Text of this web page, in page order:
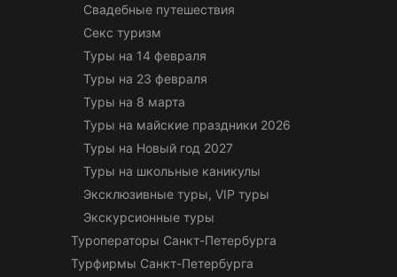
Свадебные путешествия
Секс туризм
Туры на 14 февраля
Туры на 23 февраля
Туры на 8 марта
Туры на майские праздники 2026
Туры на Новый год 2027
Туры на школьные каникулы
Эксклюзивные туры, VIP туры
Экскурсионные туры
Туроператоры Санкт-Петербурга
Турфирмы Санкт-Петербурга